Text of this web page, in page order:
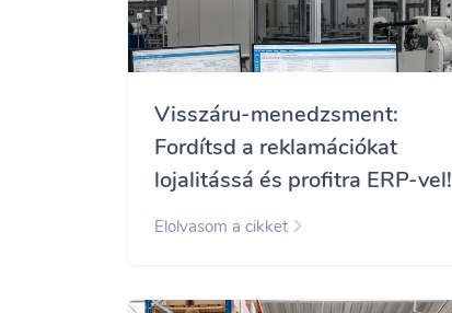
Visszáru-menedzsment:
Fordítsd a reklamációkat
lojalitássá és profitra ERP-vel!
Elolvasom a cikket